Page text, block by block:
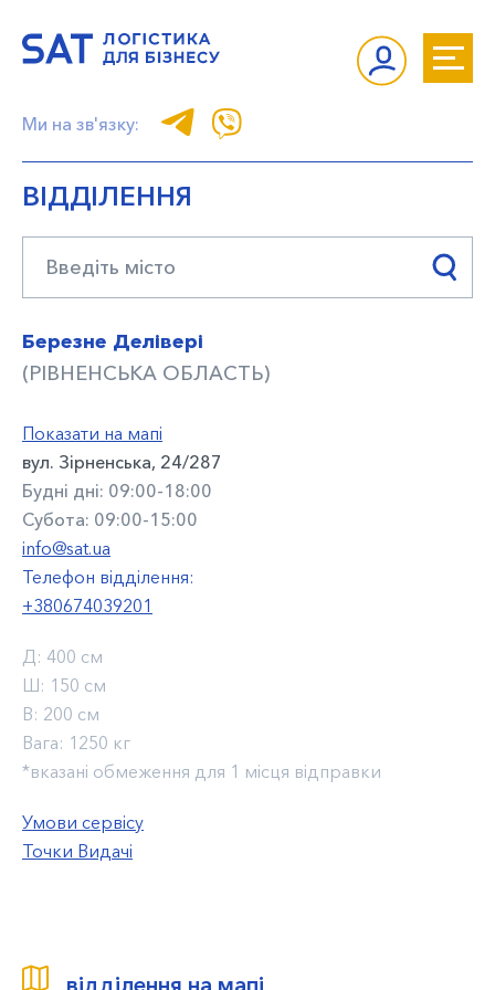
Ми на зв'язку:
ВІДДІЛЕННЯ
Березне Делівері
(РІВНЕНСЬКА ОБЛАСТЬ)
Показати на мапі
вул. Зірненська, 24/287
Будні дні: 09:00-18:00
Субота: 09:00-15:00
info@sat.ua
Телефон відділення:
+380674039201
Д: 400 см
Ш: 150 см
В: 200 см
Вага: 1250 кг
*вказані обмеження для 1 місця відправки
Умови сервісу
Точки Видачі
відділення на мапі